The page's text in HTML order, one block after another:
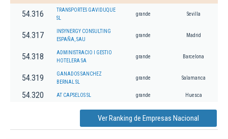
54.316
TRANSPORTES GAVIDUQUE
SL
grande Sevilla
54.317
INSYNERGY CONSULTING
ESPAÑA, SAU
grande Madrid
54.318
ADMINISTRACIO I GESTIO
HOTELERA SA
grande Barcelona
54.319
GANADOS SANCHEZ
BERNAL SL
grande Salamanca
54.320 AT CAPSELOS SL grande Huesca
Ver Ranking de Empresas Nacional